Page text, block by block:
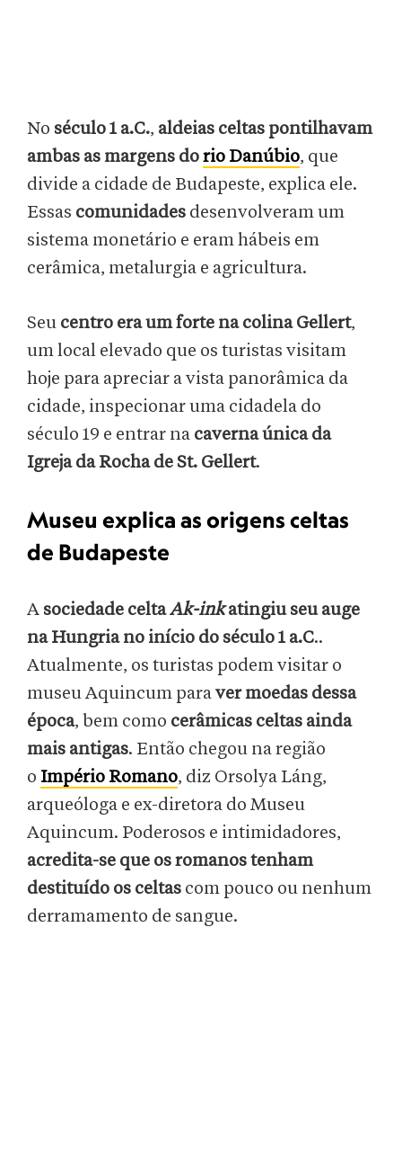
No século 1 a.C., aldeias celtas pontilhavam
ambas as margens dorio Danúbio, que
divide a cidade de Budapeste, explica ele.
Essas comunidades desenvolveram um
sistema monetário e eram hábeis em
cerâmica, metalurgia e agricultura.
Seu centro era um forte na colina Gellert,
um local elevado que os turistas visitam
hoje para apreciar a vista panorâmica da
cidade, inspecionar uma cidadela do
século 19 e entrar na caverna única da
Igreja da Rocha de St. Gellert.
Museu explica as origens celtas
de Budapeste
A sociedade celtaAk-inkatingiu seu auge
na Hungria no início do século 1 a.C..
Atualmente, os turistas podem visitar o
museu Aquincum paraver moedas dessa
época, bem como cerâmicas celtas ainda
mais antigas. Então chegou na região
o Império Romano, diz Orsolya Láng,
arqueóloga e ex-diretora do Museu
Aquincum. Poderosos e intimidadores,
acredita-se que os romanos tenham
destituído os celtas com pouco ou nenhum
derramamento de sangue.